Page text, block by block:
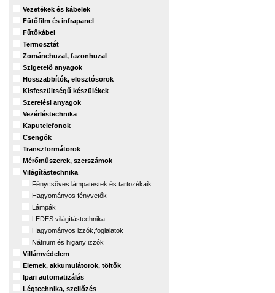
Vezetékek és kábelek
Fütőfilm és infrapanel
Fűtőkábel
Termosztát
Zománchuzal, fazonhuzal
Szigetelő anyagok
Hosszabbítók, elosztósorok
Kisfeszültségű készülékek
Szerelési anyagok
Vezérléstechnika
Kaputelefonok
Csengők
Transzformátorok
Mérőműszerek, szerszámok
Világítástechnika
Fénycsöves lámpatestek és tartozékaik
Hagyományos fényvetők
Lámpák
LEDES világítástechnika
Hagyományos izzók,foglalatok
Nátrium és higany izzók
Villámvédelem
Elemek, akkumulátorok, töltők
Ipari automatizálás
Légtechnika, szellőzés